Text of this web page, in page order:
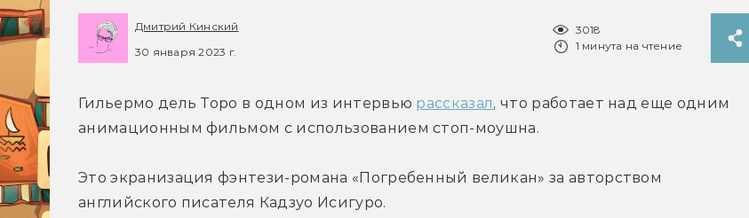
Дмитрий Кинский
30 января 2023 г.
3018
1 минута на чтение
Гильермо дель Торо в одном из интервью рассказал, что работает над еще одним
анимационным фильмом с использованием стоп-моушна.
Это экранизация фэнтези-романа «Погребенный великан» за авторством
английского писателя Кадзуо Исигуро.